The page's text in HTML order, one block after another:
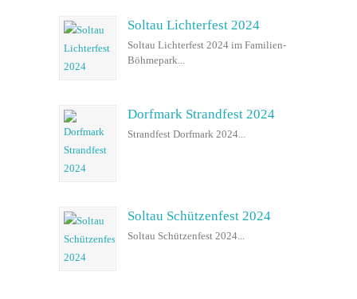
Soltau Lichterfest 2024
Soltau Lichterfest 2024 im Familien-
Böhmepark...
Dorfmark Strandfest 2024
Strandfest Dorfmark 2024...
Soltau Schützenfest 2024
Soltau Schützenfest 2024...